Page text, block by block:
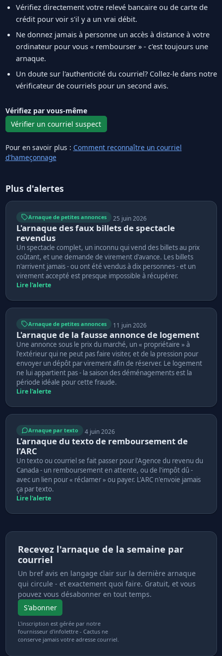
Vérifiez directement votre relevé bancaire ou de carte de
crédit pour voir s'il y a un vrai débit.
Ne donnez jamais à personne un accès à distance à votre
ordinateur pour vous « rembourser » - c'est toujours une
arnaque.
Un doute sur l'authenticité du courriel? Collez-le dans notre
vérificateur de courriels pour un second avis.
Vérifiez par vous-même
Vérifier un courriel suspect
Pour en savoir plus : Comment reconnaître un courriel
d'hameçonnage
Plus d'alertes
Arnaque de petites annonces 25 juin 2026
L'arnaque des faux billets de spectacle
revendus
Un spectacle complet, un inconnu qui vend des billets au prix
coûtant, et une demande de virement d'avance. Les billets
n'arrivent jamais - ou ont été vendus à dix personnes - et un
virement accepté est presque impossible à récupérer.
Lire l'alerte
Arnaque de petites annonces 11 juin 2026
L'arnaque de la fausse annonce de logement
Une annonce sous le prix du marché, un « propriétaire » à
l'extérieur qui ne peut pas faire visiter, et de la pression pour
envoyer un dépôt par virement afin de réserver. Le logement
ne lui appartient pas - la saison des déménagements est la
période idéale pour cette fraude.
Lire l'alerte
Arnaque par texto 4 juin 2026
L'arnaque du texto de remboursement de
l'ARC
Un texto ou courriel se fait passer pour l'Agence du revenu du
Canada - un remboursement en attente, ou de l'impôt dû -
avec un lien pour « réclamer » ou payer. L'ARC n'envoie jamais
ça par texto.
Lire l'alerte
Recevez l'arnaque de la semaine par
courriel
Un bref avis en langage clair sur la dernière arnaque
qui circule - et exactement quoi faire. Gratuit, et vous
pouvez vous désabonner en tout temps.
S'abonner
L'inscription est gérée par notre
fournisseur d'infolettre - Cactus ne
conserve jamais votre adresse courriel.